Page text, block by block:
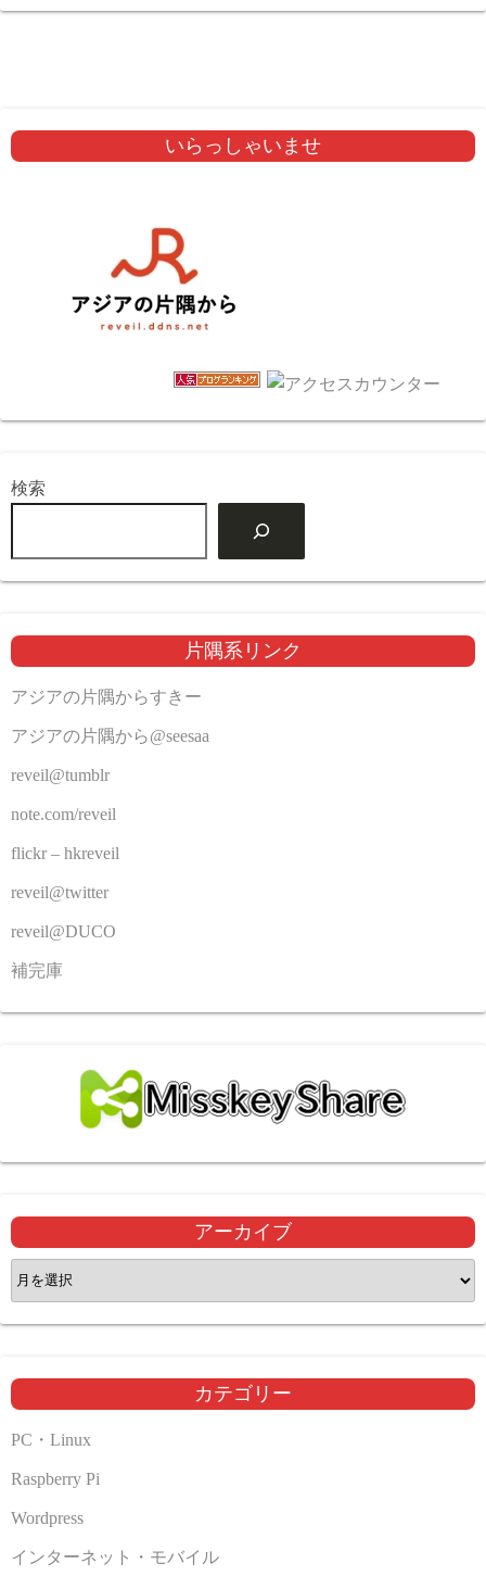
いらっしゃいませ
検索
片隅系リンク
アジアの片隅からすきー
アジアの片隅から@seesaa
reveil@tumblr
note.com/reveil
flickr – hkreveil
reveil@twitter
reveil@DUCO
補完庫
アーカイブ
ア
ー
カ
ブ
カテゴリー
PC・Linux
Raspberry Pi
Wordpress
インターネット・モバイル